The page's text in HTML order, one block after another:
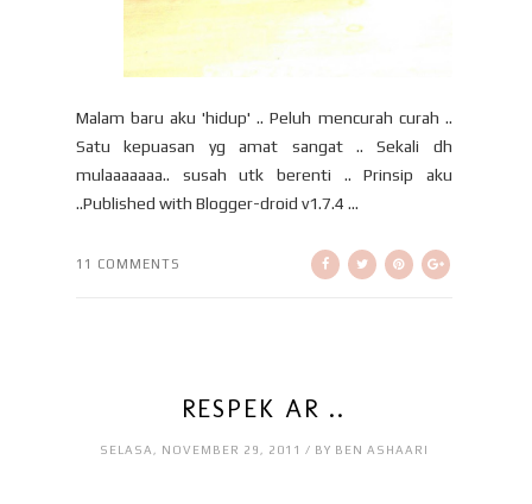
Malam baru aku 'hidup' .. Peluh mencurah curah ..
Satu kepuasan yg amat sangat .. Sekali dh
mulaaaaaaa.. susah utk berenti .. Prinsip aku
..Published with Blogger-droid v1.7.4 ...
11 COMMENTS
RESPEK AR ..
SELASA, NOVEMBER 29, 2011 / BY BEN ASHAARI